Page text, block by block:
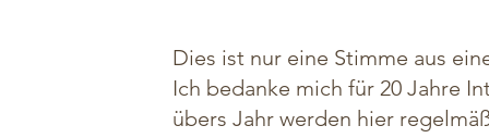
Dies ist nur eine Stimme aus
Ich bedanke mich für 20 Jahre
übers Jahr werden hier